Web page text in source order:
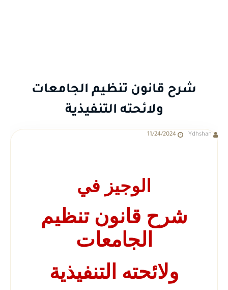
شرح قانون تنظيم الجامعات
ولائحته التنفيذية
Ydhshan
11/24/2024
الوجيز في
شرح قانون تنظيم
الجامعات
ولائحته التنفيذية